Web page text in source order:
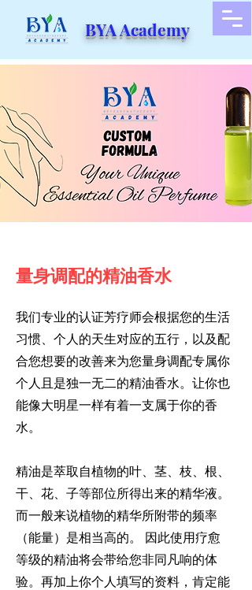
BYA Academy
​量身调配的精油香水
我们专业的认证芳疗师会根据您的生活
习惯、个人的天生对应的五行，以及配
合您想要的改善来为您量身调配专属你
个人且是独一无二的精油香水。让你也
能像大明星一样有着一支属于你的香
水。
精油是萃取自植物的叶、茎、枝、根、
干、花、子等部位所得出来的精华液。
而一般来说植物的精华所附带的频率
（能量）是相当高的。 因此使用疗愈
等级的精油将会带给您非同凡响的体
验。再加上你个人填写的资料，肯定能